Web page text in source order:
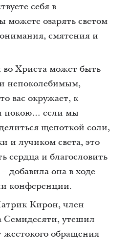
себя в
можете озарять светом
смятения и
во Христа может быть
непоколебимым,
вас окружает, к
покою… если мы
щепоткой соли,
и лучиком света, это
сердца и благословить
добавила она в ходе
конференции.
Кирон, член
Семидесяти, утешил
обращения